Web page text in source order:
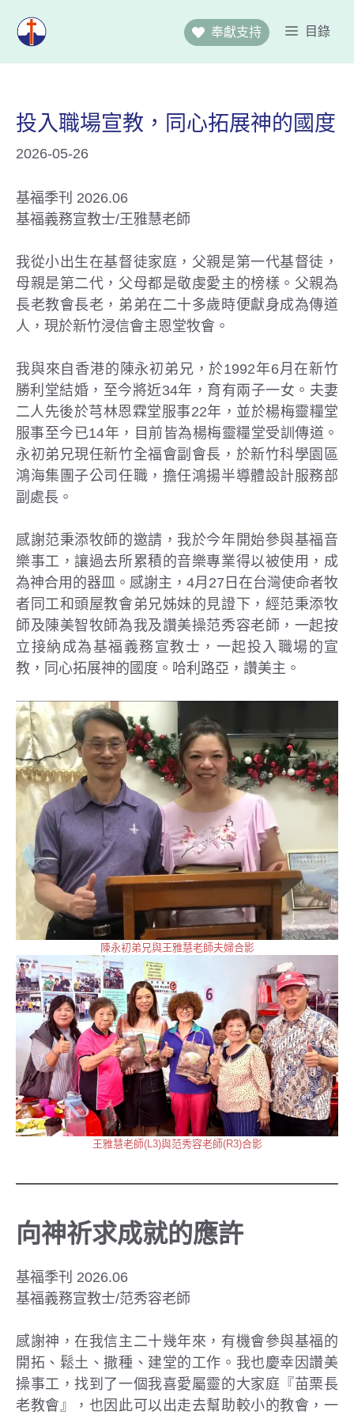
目錄
奉獻支持
投入職場宣教，同心拓展神的國度
2026-05-26
基福季刊 2026.06
基福義務宣教士/王雅慧老師
我從小出生在基督徒家庭，父親是第一代基督徒，
母親是第二代，父母都是敬虔愛主的榜樣。父親為
長老教會長老，弟弟在二十多歲時便獻身成為傳道
人，現於新竹浸信會主恩堂牧會。
我與來自香港的陳永初弟兄，於1992年6月在新竹
勝利堂結婚，至今將近34年，育有兩子一女。夫妻
二人先後於芎林恩霖堂服事22年，並於楊梅靈糧堂
服事至今已14年，目前皆為楊梅靈糧堂受訓傳道。
永初弟兄現任新竹全福會副會長，於新竹科學園區
鴻海集團子公司任職，擔任鴻揚半導體設計服務部
副處長。
感謝范秉添牧師的邀請，我於今年開始參與基福音
樂事工，讓過去所累積的音樂專業得以被使用，成
為神合用的器皿。感謝主，4月27日在台灣使命者牧
者同工和頭屋教會弟兄姊妹的見證下，經范秉添牧
師及陳美智牧師為我及讚美操范秀容老師，一起按
立接納成為基福義務宣教士，一起投入職場的宣
教，同心拓展神的國度。哈利路亞，讚美主。
陳永初弟兄與王雅慧老師夫婦合影
王雅慧老師(L3)與范秀容老師(R3)合影
向神祈求成就的應許
基福季刊 2026.06
基福義務宣教士/范秀容老師
感謝神，在我信主二十幾年來，有機會參與基福的
開拓、鬆土、撒種、建堂的工作。我也慶幸因讚美
操事工，找到了一個我喜愛屬靈的大家庭『苗栗長
老教會』，也因此可以出走去幫助較小的教會，一